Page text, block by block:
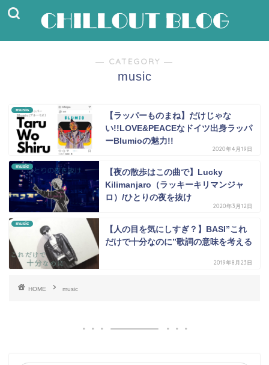
― CATEGORY ―
music
music
【ラッパーものまね】だけじゃな
い!!LOVE&PEACEなドイツ出身ラッパ
ーBlumioの魅力!!
2020年4月19日
music
【夜の散歩はこの曲で】Lucky
Kilimanjaro（ラッキーキリマンジャ
ロ）/ひとりの夜を抜け
2020年3月12日
music
【人の目を気にしすぎ？】BASI”これ
だけで十分なのに”歌詞の意味を考える
2019年8月23日
HOME music